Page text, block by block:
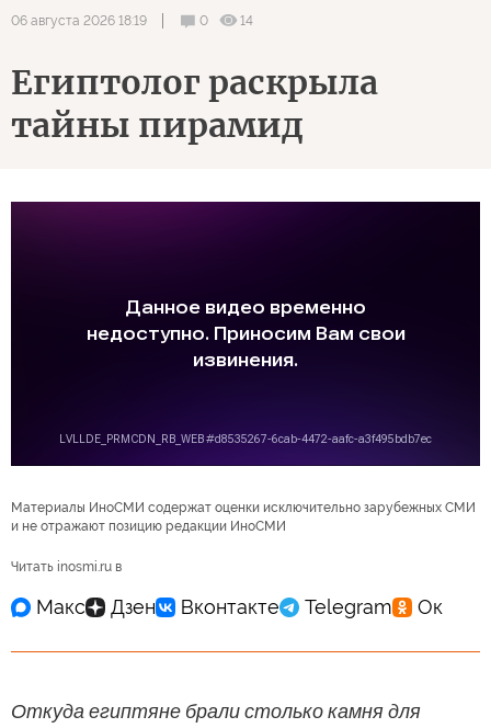
06 августа 2026 18:19 0 14
Египтолог раскрыла
тайны пирамид
Материалы ИноСМИ содержат оценки исключительно зарубежных СМИ
и не отражают позицию редакции ИноСМИ
Читать inosmi.ru в
Откуда египтяне брали столько камня для